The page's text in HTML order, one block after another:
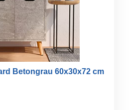
Betongrau 60x30x72 cm